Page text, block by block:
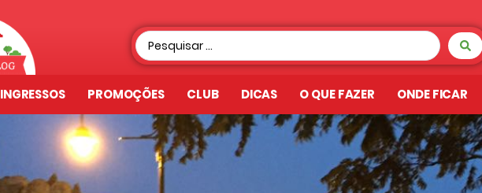
INGRESSOS PROMOÇÕES CLUB DICAS O QUE FAZER ONDE FICAR